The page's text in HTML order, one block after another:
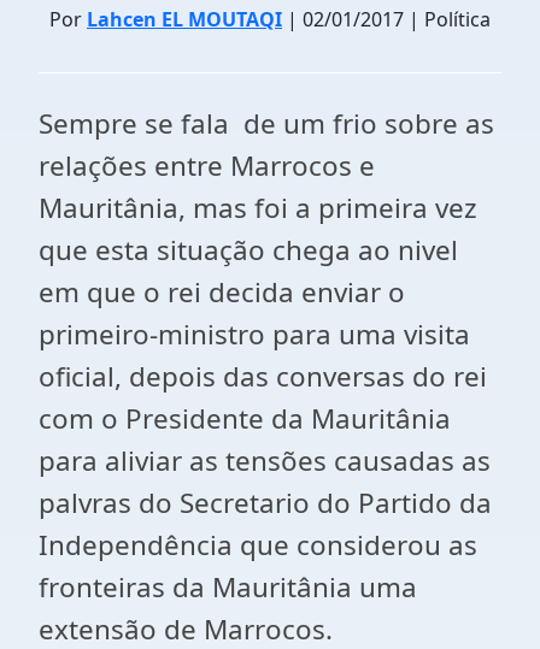
Por Lahcen EL MOUTAQI | 02/01/2017 | Política
Sempre se fala de um frio sobre as
relações entre Marrocos e
Mauritânia, mas foi a primeira vez
que esta situação chega ao nivel
em que o rei decida enviar o
primeiro-ministro para uma visita
oficial, depois das conversas do rei
com o Presidente da Mauritânia
para aliviar as tensões causadas as
palvras do Secretario do Partido da
Independência que considerou as
fronteiras da Mauritânia uma
extensão de Marrocos.